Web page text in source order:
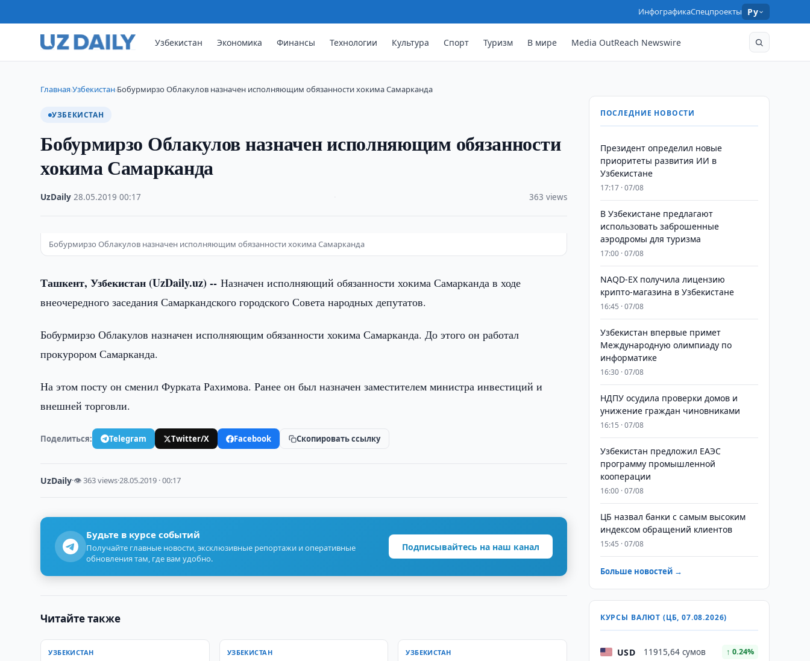
ИнфографикаСпецпроекты Ру
Узбекистан Экономика Финансы Технологии Культура Спорт Туризм В мире Media OutReach Newswire
Главная›Узбекистан›Бобурмирзо Облакулов назначен исполняющим обязанности хокима Самарканда
УЗБЕКИСТАН
Бобурмирзо Облакулов назначен исполняющим обязанности
хокима Самарканда
UzDaily ·28.05.2019 ·00:17 363 views
Бобурмирзо Облакулов назначен исполняющим обязанности хокима Самарканда
Ташкент, Узбекистан (UzDaily.uz) --Назначен исполняющий обязанности хокима Самарканда в ходе
внеочередного заседания Самаркандского городского Совета народных депутатов.
Бобурмирзо Облакулов назначен исполняющим обязанности хокима Самарканда. До этого он работал
прокурором Самарканда.
На этом посту он сменил Фурката Рахимова. Ранее он был назначен заместителем министра инвестиций и
внешней торговли.
Поделиться: Telegram Twitter/X Facebook Скопировать ссылку
UzDaily·👁 363 views·28.05.2019 · 00:17
Будьте в курсе событий
Получайте главные новости, эксклюзивные репортажи и оперативные
обновления там, где вам удобно.
Подписывайтесь на наш канал
Читайте также
УЗБЕКИСТАН УЗБЕКИСТАН УЗБЕКИСТАН
ПОСЛЕДНИЕ НОВОСТИ
Президент определил новые
приоритеты развития ИИ в
Узбекистане
17:17 · 07/08
В Узбекистане предлагают
использовать заброшенные
аэродромы для туризма
17:00 · 07/08
NAQD-EX получила лицензию
крипто-магазина в Узбекистане
16:45 · 07/08
Узбекистан впервые примет
Международную олимпиаду по
информатике
16:30 · 07/08
НДПУ осудила проверки домов и
унижение граждан чиновниками
16:15 · 07/08
Узбекистан предложил ЕАЭС
программу промышленной
кооперации
16:00 · 07/08
ЦБ назвал банки с самым высоким
индексом обращений клиентов
15:45 · 07/08
Больше новостей →
КУРСЫ ВАЛЮТ (ЦБ, 07.08.2026)
USD 11915,64 сумов ↑ 0.24%